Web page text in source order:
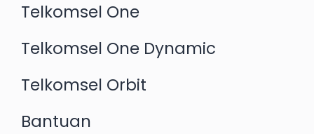
Telkomsel One
Telkomsel One Dynamic
Telkomsel Orbit
Bantuan